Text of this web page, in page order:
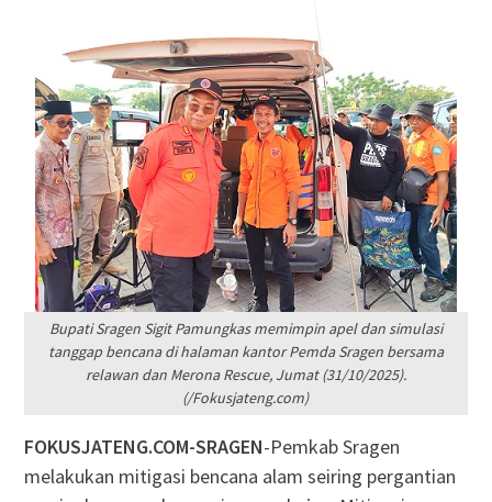
Bupati Sragen Sigit Pamungkas memimpin apel dan simulasi
tanggap bencana di halaman kantor Pemda Sragen bersama
relawan dan Merona Rescue, Jumat (31/10/2025).
(/Fokusjateng.com)
FOKUSJATENG.COM-​SRAGEN-Pemkab Sragen
melakukan mitigasi bencana alam seiring pergantian